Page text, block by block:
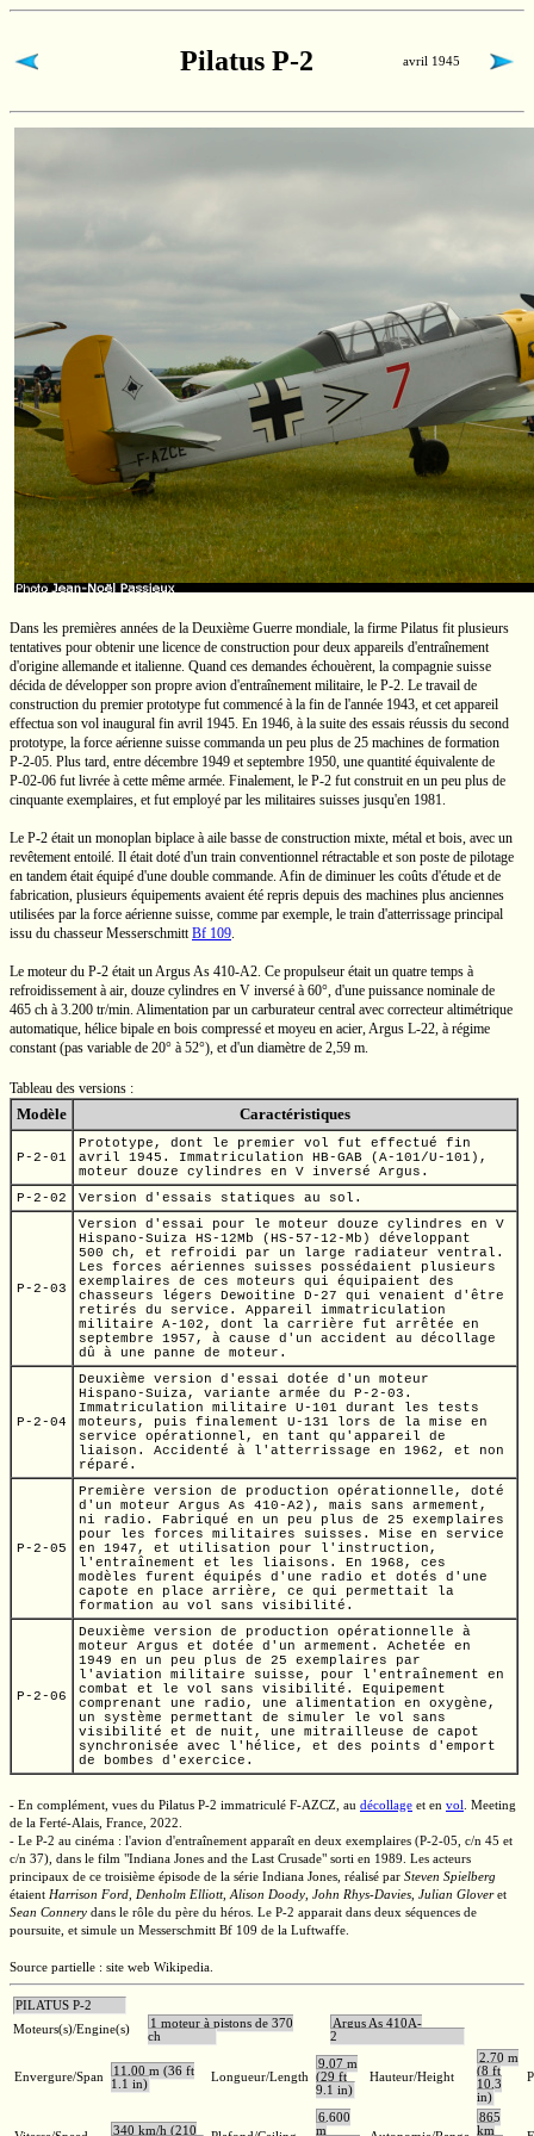
Pilatus P-2 avril 1945
Dans les premières années de la Deuxième Guerre mondiale, la firme Pilatus fit plusieurs
tentatives pour obtenir une licence de construction pour deux appareils d'entraînement
d'origine allemande et italienne. Quand ces demandes échouèrent, la compagnie suisse
décida de développer son propre avion d'entraînement militaire, le P-2. Le travail de
construction du premier prototype fut commencé à la fin de l'année 1943, et cet appareil
effectua son vol inaugural fin avril 1945. En 1946, à la suite des essais réussis du second
prototype, la force aérienne suisse commanda un peu plus de 25 machines de formation
P-2-05. Plus tard, entre décembre 1949 et septembre 1950, une quantité équivalente de
P-02-06 fut livrée à cette même armée. Finalement, le P-2 fut construit en un peu plus de
cinquante exemplaires, et fut employé par les militaires suisses jusqu'en 1981.
Le P-2 était un monoplan biplace à aile basse de construction mixte, métal et bois, avec un
revêtement entoilé. Il était doté d'un train conventionnel rétractable et son poste de pilotage
en tandem était équipé d'une double commande. Afin de diminuer les coûts d'étude et de
fabrication, plusieurs équipements avaient été repris depuis des machines plus anciennes
utilisées par la force aérienne suisse, comme par exemple, le train d'atterrissage principal
issu du chasseur MesserschmittBf 109.
Le moteur du P-2 était un ArgusAs 410-A2. Ce propulseur était un quatre temps à
refroidissement à air, douze cylindres en V inversé à 60°, d'une puissance nominale de
465 ch à 3.200 tr/min. Alimentation par un carburateur central avec correcteur altimétrique
automatique, hélice bipale en bois compressé et moyeu en acier, Argus L-22, à régime
constant (pas variable de 20° à 52°), et d'un diamètre de 2,59 m.
Tableau des versions :
Modèle Caractéristiques
P-2-01
Prototype, dont le premier vol fut effectué fin
avril 1945. Immatriculation HB-GAB
(A-101/U-101),
moteur douze cylindres en V inversé Argus.
P-2-02
Version d'essais statiques au sol.
P-2-03
Version d'essai pour le moteur douze cylindres en V
Hispano-Suiza HS-12Mb (HS-57-12-Mb)
développant
500 ch,
et refroidi par un large radiateur ventral.
Les forces aériennes suisses possédaient plusieurs
exemplaires de ces moteurs qui équipaient des
chasseurs légers Dewoitine D-27 qui venaient d'être
retirés du service. Appareil immatriculation
militaire A-102,
dont la carrière fut arrêtée en
septembre 1957, à cause d'un accident au décollage
dû à une panne de moteur.
P-2-04
Deuxième version d'essai dotée d'un moteur
Hispano-Suiza,
variante armée du P-2-03.
Immatriculation militaire U-101 durant les tests
moteurs, puis finalement U-131 lors de la mise en
service opérationnel, en tant qu'appareil de
liaison. Accidenté à l'atterrissage en 1962, et non
réparé.
P-2-05
Première version de production opérationnelle, doté
d'un moteur Argus As 410-A2),
mais sans armement,
ni radio. Fabriqué en un peu plus de 25 exemplaires
pour les forces militaires suisses. Mise en service
en 1947, et utilisation pour l'instruction,
l'entraînement et les liaisons. En 1968, ces
modèles furent équipés d'une radio et dotés d'une
capote en place arrière, ce qui permettait la
formation au vol sans visibilité.
P-2-06
Deuxième version de production opérationnelle à
moteur Argus et dotée d'un armement. Achetée en
1949 en un peu plus de 25 exemplaires par
l'aviation militaire suisse, pour l'entraînement en
combat et le vol sans visibilité. Equipement
comprenant une radio, une alimentation en oxygène,
un système permettant de simuler le vol sans
visibilité et de nuit, une mitrailleuse de capot
synchronisée avec l'hélice, et des points d'emport
de bombes d'exercice.
- En complément, vues du Pilatus P-2 immatriculé F-AZCZ, au décollage et en vol . Meeting
de la Ferté-Alais, France, 2022.
- Le P-2 au cinéma : l'avion d'entraînement apparaît en deux exemplaires (P-2-05, c/n 45 et
c/n 37), dans le film "Indiana Jones and the Last Crusade" sorti en 1989. Les acteurs
principaux de ce troisième épisode de la série Indiana Jones, réalisé par Steven Spielberg
étaient Harrison Ford Denholm Elliott, Alison Doody John Rhys-Davies Julian Gloveret
Sean Connery dans le rôle du père du héros. Le P-2 apparait dans deux séquences de
poursuite, et simule un Messerschmitt Bf 109 de la Luftwaffe.
Source partielle : site web Wikipedia.
PILATUS P-2
Moteurs(s)/Engine(s)
1 moteur à pistons de 370
ch
Argus As 410A-
2
Envergure/Span
11,00 m (36 ft
1.1 in)
Longueur/Length
9,07 m
(29 ft
9.1 in)
Hauteur/Height
2,70 m
(8 ft
10.3
in)
340 km/h (210
6.600
m
865
km